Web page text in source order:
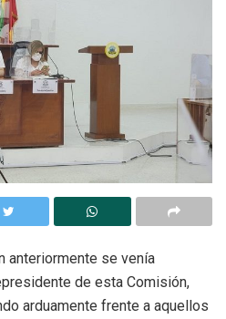
anteriormente se venía
de esta Comisión,
arduamente frente a aquellos